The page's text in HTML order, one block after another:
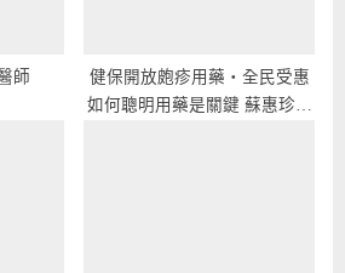
健保開放皰疹用藥‧全民受惠
如何聰明用藥是關鍵 蘇惠珍醫